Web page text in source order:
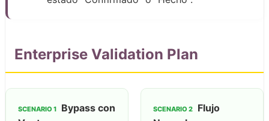
Enterprise Validation Plan
SCENARIO 1
Bypass con
SCENARIO 2
Flujo